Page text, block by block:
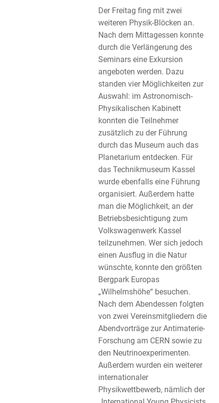
Der Freitag fing mit zwei
weiteren Physik-Blöcken an.
Nach dem Mittagessen konnte
durch die Verlängerung des
Seminars eine Exkursion
angeboten werden. Dazu
standen vier Möglichkeiten zur
Auswahl: im Astronomisch-
Physikalischen Kabinett
konnten die Teilnehmer
zusätzlich zu der Führung
durch das Museum auch das
Planetarium entdecken. Für
das Technikmuseum Kassel
wurde ebenfalls eine Führung
organisiert. Außerdem hatte
man die Möglichkeit, an der
Betriebsbesichtigung zum
Volkswagenwerk Kassel
teilzunehmen. Wer sich jedoch
einen Ausflug in die Natur
wünschte, konnte den größten
Bergpark Europas
„Wilhelmshöhe“ besuchen.
Nach dem Abendessen folgten
von zwei Vereinsmitgliedern die
Abendvorträge zur Antimaterie-
Forschung am CERN sowie zu
den Neutrinoexperimenten.
Außerdem wurden ein weiterer
internationaler
Physikwettbewerb, nämlich der